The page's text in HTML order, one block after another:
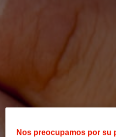
Nos preocupamos por su